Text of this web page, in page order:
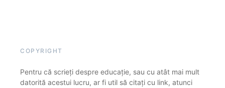
COPYRIGHT
Pentru că scrieți despre educație, sau cu atât mai mult
datorită acestui lucru, ar fi util să citați cu link, atunci